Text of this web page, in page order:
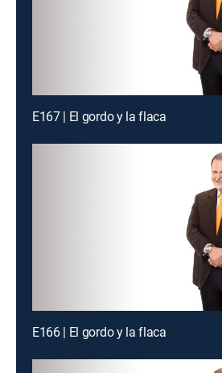
E167 | El gordo y la flaca
E166 | El gordo y la flaca